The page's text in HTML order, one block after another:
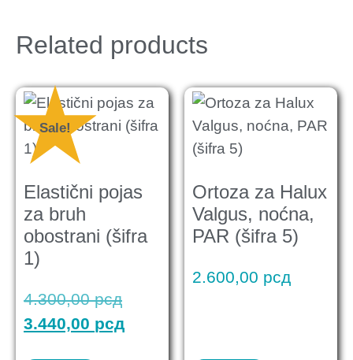
Related products
Sale!
Elastični pojas
za bruh
obostrani (šifra
1)
4.300,00рсд
3.440,00 рсд
Ortoza za Halux
Valgus, noćna,
PAR (šifra 5)
2.600,00 рсд